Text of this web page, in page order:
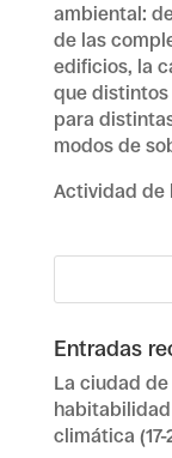
ambiental:
de las
edificios, la
que
para
modos de
Actividad de
Entradas
La ciudad
climática